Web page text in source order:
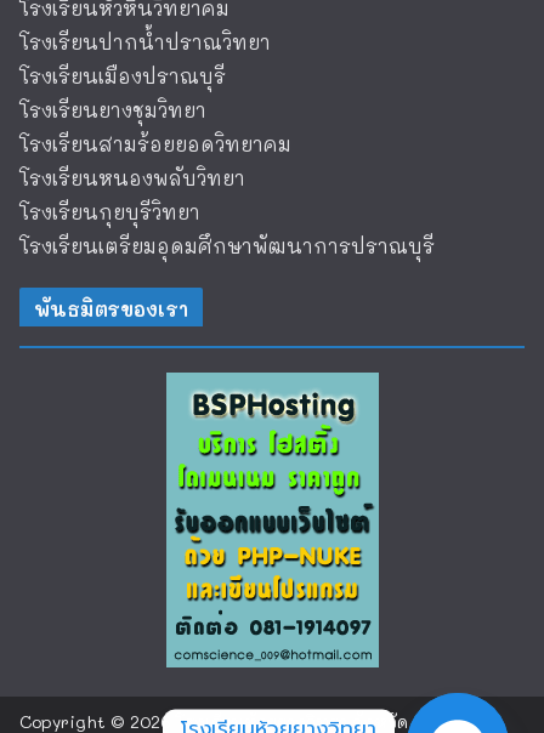
โรงเรียนหัวหินวิทยาคม
โรงเรียนปากน้ำปราณวิทยา
โรงเรียนเมืองปราณบุรี
โรงเรียนยางชุมวิทยา
โรงเรียนสามร้อยยอดวิทยาคม
โรงเรียนหนองพลับวิทยา
โรงเรียนกุยบุรีวิทยา
โรงเรียนเตรียมอุดมศึกษาพัฒนาการปราณบุรี
พันธมิตรของเรา
Copyright © 2026 โรงเรียนห้วยยางวิทยา จังหวัด